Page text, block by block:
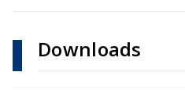
Downloads